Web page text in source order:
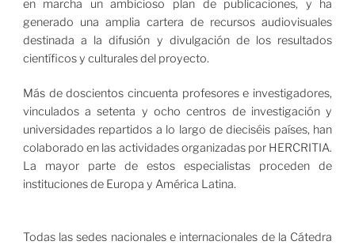
en marcha un ambicioso plan de publicaciones, y ha
generado una amplia cartera de recursos audiovisuales
destinada a la difusión y divulgación de los resultados
científicos y culturales del proyecto.
Más de doscientos cincuenta profesores e investigadores,
vinculados a setenta y ocho centros de investigación y
universidades repartidos a lo largo de dieciséis países, han
colaborado en las actividades organizadas por HERCRITIA.
La mayor parte de estos especialistas proceden de
instituciones de Europa y América Latina.
Todas las sedes nacionales e internacionales de la Cátedra